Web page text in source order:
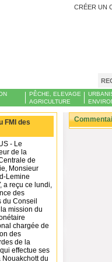
CRÉER UN
PÊCHE, ELEVAGE
AGRICULTURE
FMI des
- Le
de la
de
Monsieur
Lemine
a reçu ce lundi,
des
du Conseil
mission du
chargée de
des
de la
effectue ses
Nouakchott du